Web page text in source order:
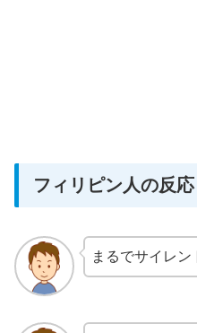
フィリピン人の反応
まるでサイレ